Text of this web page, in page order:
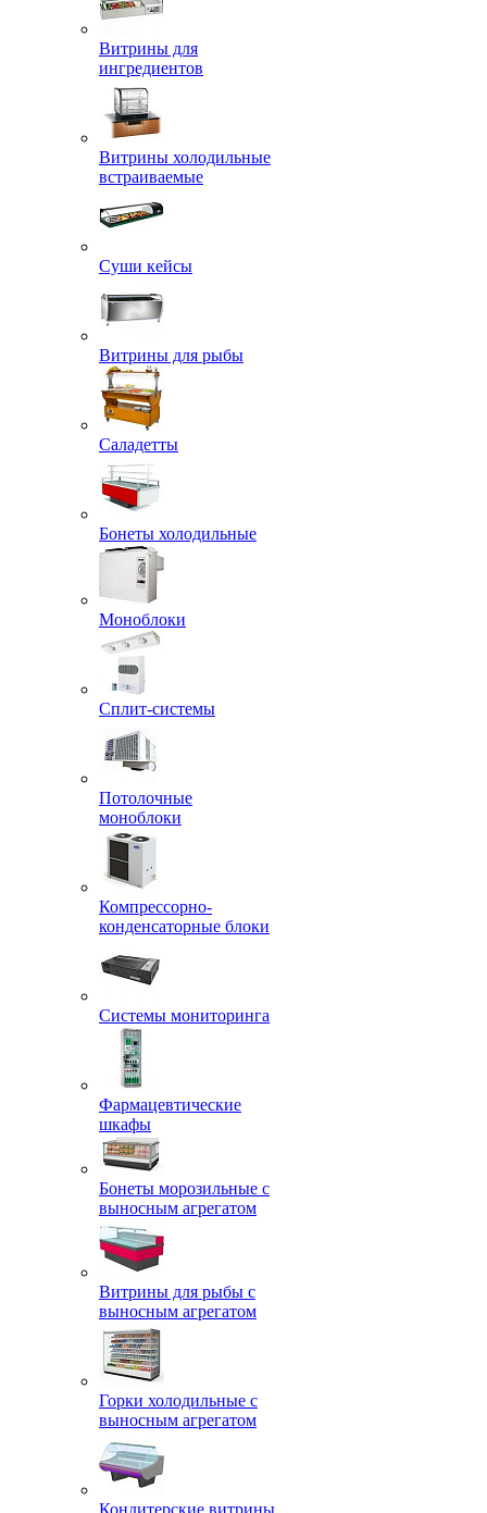
Витрины для
ингредиентов
Витрины холодильные
встраиваемые
Суши кейсы
Витрины для рыбы
Саладетты
Бонеты холодильные
Моноблоки
Сплит-системы
Потолочные
моноблоки
Компрессорно-
конденсаторные блоки
Системы мониторинга
Фармацевтические
шкафы
Бонеты морозильные с
выносным агрегатом
Витрины для рыбы с
выносным агрегатом
Горки холодильные с
выносным агрегатом
Кондитерские витрины